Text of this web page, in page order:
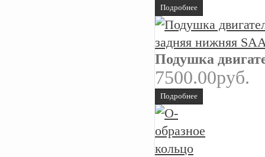
Подробнее
Подушка
7500.00руб.
Подробнее